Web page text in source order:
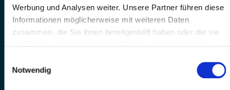
Werbung und Analysen weiter. Unsere Partner führen diese
Informationen möglicherweise mit weiteren Daten
zusammen, die Sie ihnen bereitgestellt haben oder die sie
Notwendig
MS Sports AG • Sonnenrain 3b • CH-6221
Rickenbach
Telefon: +41 41 260 33 67 • E-